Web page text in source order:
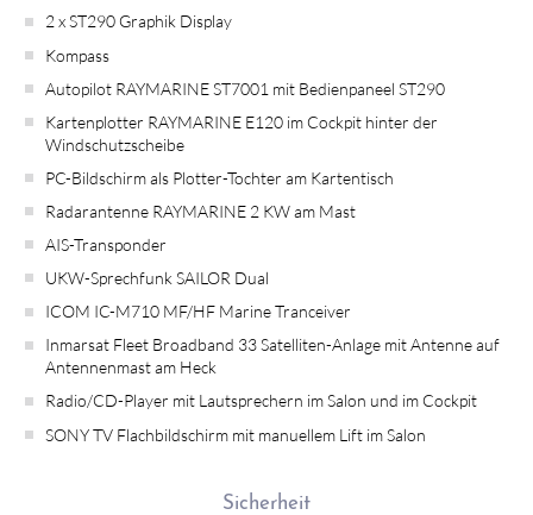
2 x ST290 Graphik Display
Kompass
Autopilot RAYMARINE ST7001 mit Bedienpaneel ST290
Kartenplotter RAYMARINE E120 im Cockpit hinter der
Windschutzscheibe
PC-Bildschirm als Plotter-Tochter am Kartentisch
Radarantenne RAYMARINE 2 KW am Mast
AIS-Transponder
UKW-Sprechfunk SAILOR Dual
ICOM IC-M710 MF/HF Marine Tranceiver
Inmarsat Fleet Broadband 33 Satelliten-Anlage mit Antenne auf
Antennenmast am Heck
Radio/CD-Player mit Lautsprechern im Salon und im Cockpit
SONY TV Flachbildschirm mit manuellem Lift im Salon
Sicherheit